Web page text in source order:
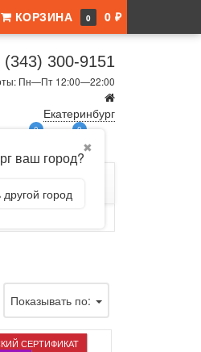
КОРЗИНА 0 0 ₽
(343) 300-9151
Пн—Пт 12:00—22:00
Екатеринбург
✖
ваш город?
город
0 0
Показывать по:
СЕРТИФИКАТ